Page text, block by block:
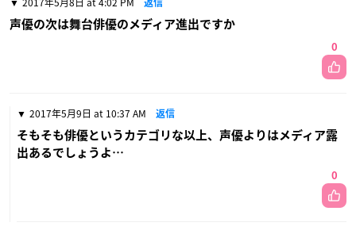
返信
声優の次は舞台俳優のメディア進出ですか
0
2017年5月9日 at 10:37 AM 返信
そもそも俳優というカテゴリな以上、声優よりはメディア露
出あるでしょうよ…
0